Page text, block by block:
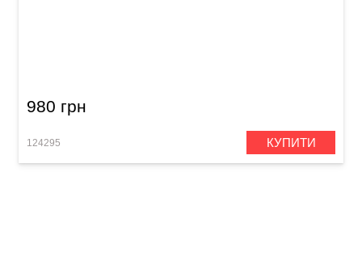
980 грн
124295 КУПИТИ